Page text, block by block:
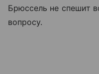
Брюссель не спешит
вопросу.